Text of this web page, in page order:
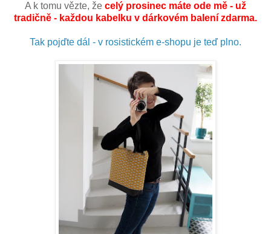
A k tomu vězte, že celý prosinec máte ode mě - už
tradičně - každou kabelku v dárkovém balení zdarma.
Tak pojďte dál - v rosistickém e-shopu je teď plno.